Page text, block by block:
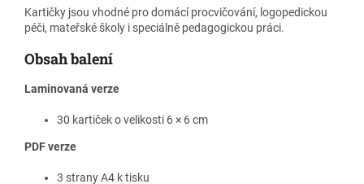
Kartičky jsou vhodné pro domácí procvičování, logopedickou
péči, mateřské školy i speciálně pedagogickou práci.
Obsah balení
Laminovaná verze
30 kartiček o velikosti 6 × 6 cm
PDF verze
3 strany A4 k tisku